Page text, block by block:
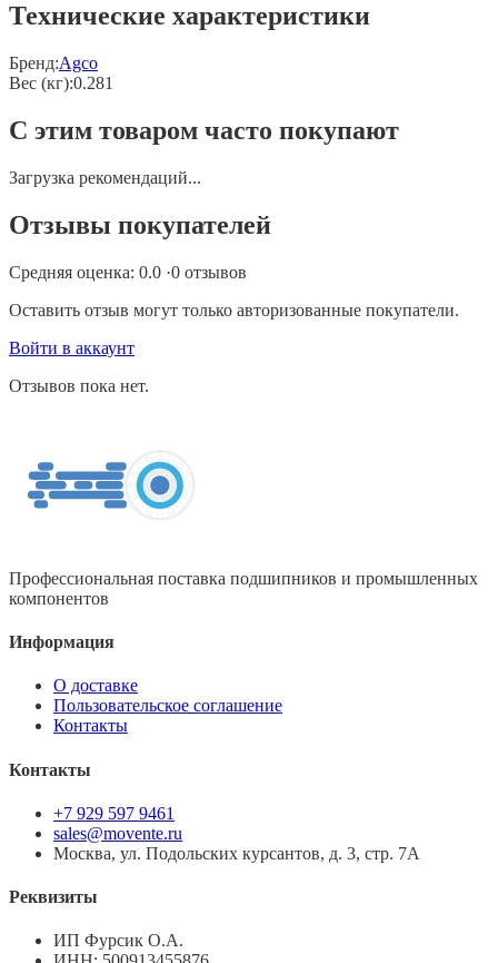
Технические характеристики
Бренд:Agco
Вес (кг):0.281
С этим товаром часто покупают
Загрузка рекомендаций...
Отзывы покупателей
Средняя оценка: 0.0 ·0 отзывов
Оставить отзыв могут только авторизованные покупатели.
Войти в аккаунт
Отзывов пока нет.
Профессиональная поставка подшипников и промышленных
компонентов
Информация
О доставке
Пользовательское соглашение
Контакты
Контакты
+7 929 597 9461
sales@movente.ru
Москва, ул. Подольских курсантов, д. 3, стр. 7А
Реквизиты
ИП Фурсик О.А.